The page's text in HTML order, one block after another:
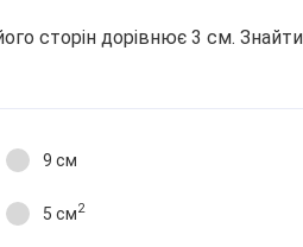
сторін дорівнює 3 см.
9 см
5 см2